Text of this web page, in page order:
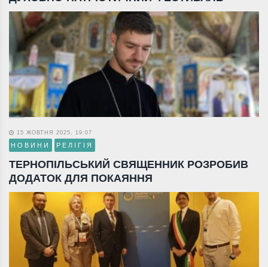
15 ЖОВТНЯ 2025, 19:07
НОВИНИ РЕЛІГІЯ
ТЕРНОПІЛЬСЬКИЙ СВЯЩЕННИК РОЗРОБИВ
ДОДАТОК ДЛЯ ПОКАЯННЯ